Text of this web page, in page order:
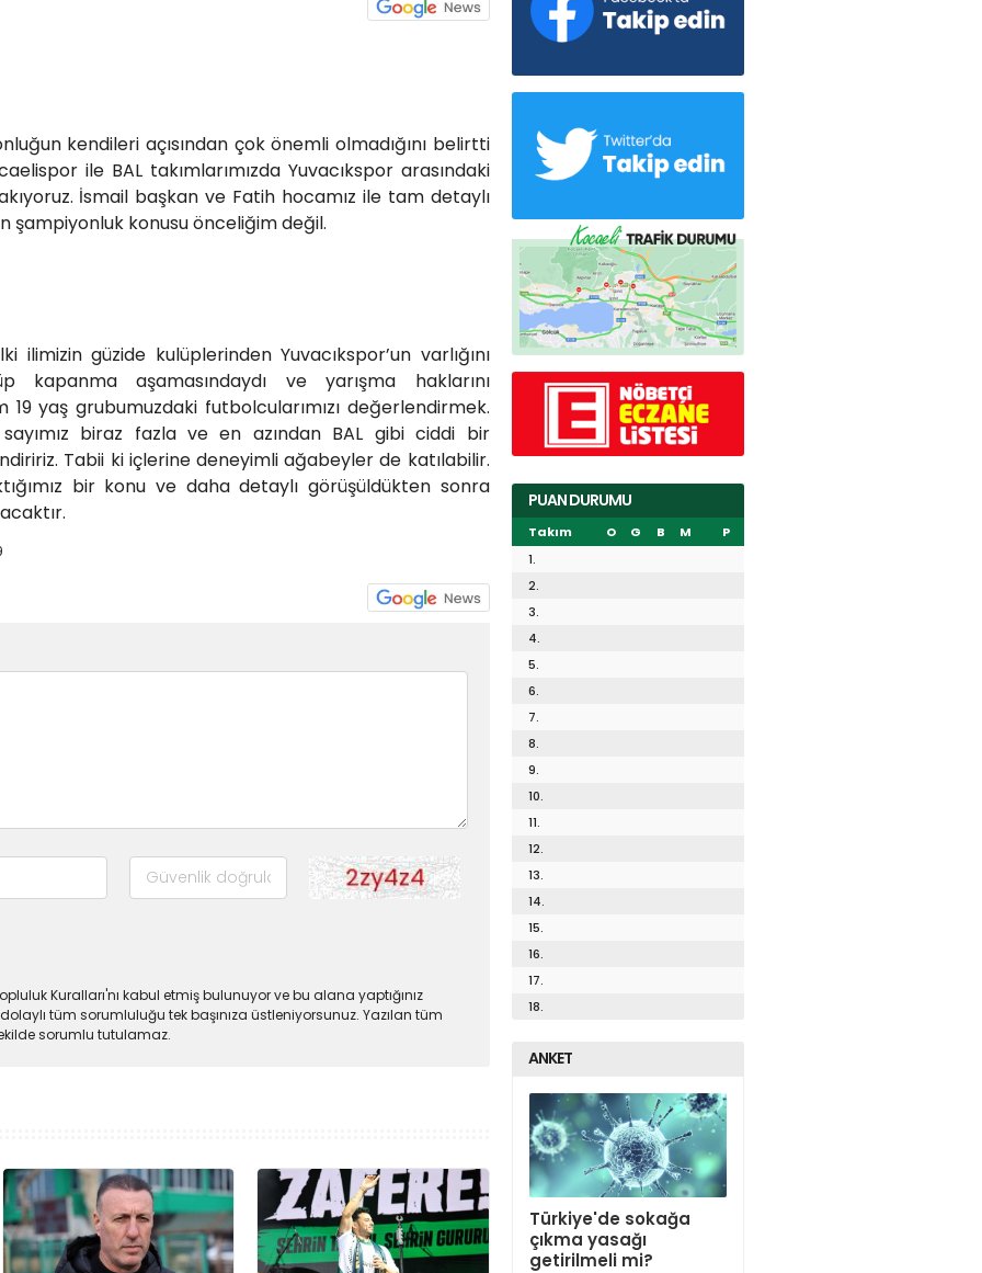
kendileri açısından çok önemli olmadığını belirtti
ile BAL takımlarımızda Yuvacıkspor arasındaki
İsmail başkan ve Fatih hocamız ile tam detaylı
şampiyonluk konusu önceliğim değil.
ilimizin güzide kulüplerinden Yuvacıkspor’un varlığını
kapanma aşamasındaydı ve yarışma haklarını
19 yaş grubumuzdaki futbolcularımızı değerlendirmek.
biraz fazla ve en azından BAL gibi ciddi bir
Tabii ki içlerine deneyimli ağabeyler de katılabilir.
bir konu ve daha detaylı görüşüldükten sonra
Kuralları'nı kabul etmiş bulunuyor ve bu alana yaptığınız
tüm sorumluluğu tek başınıza üstleniyorsunuz. Yazılan tüm
sorumlu tutulamaz.
PUAN DURUMU
Takım O G B M
P
1.
2.
3.
4.
5.
6.
7.
8.
9.
10.
11.
12.
13.
14.
15.
16.
17.
18.
ANKET
Türkiye'de sokağa
çıkma yasağı
getirilmeli mi?